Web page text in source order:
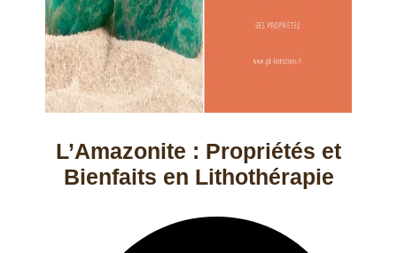
L’Amazonite : Propriétés et
Bienfaits en Lithothérapie